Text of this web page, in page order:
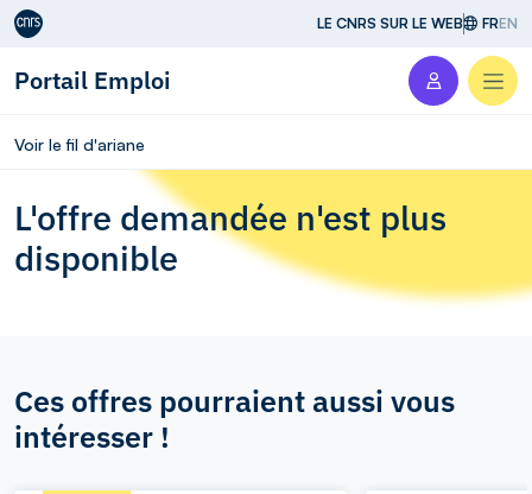
Aller au contenu LE CNRS SUR LE WEB FREN
Portail Emploi
Voir le fil d'ariane
L'offre demandée n'est plus
disponible
Ces offres pourraient aussi vous
intéresser !